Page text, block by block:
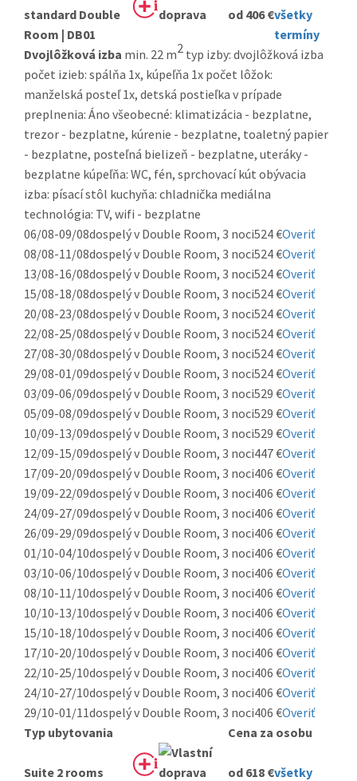
standard Double
Room | DB01
od 406 €všetky
termíny
Dvojlôžková izba min. 22 m2 typ izby: dvojlôžková izba
počet izieb: spálňa 1x, kúpeľňa 1x počet lôžok:
manželská posteľ 1x, detská postieľka v prípade
preplnenia: Áno všeobecné: klimatizácia - bezplatne,
trezor - bezplatne, kúrenie - bezplatne, toaletný papier
- bezplatne, posteľná bielizeň - bezplatne, uteráky -
bezplatne kúpeľňa: WC, fén, sprchovací kút obývacia
izba: písací stôl kuchyňa: chladnička mediálna
technológia: TV, wifi - bezplatne
06/08-09/08dospelý v Double Room, 3 noci524 €Overiť
08/08-11/08dospelý v Double Room, 3 noci524 €Overiť
13/08-16/08dospelý v Double Room, 3 noci524 €Overiť
15/08-18/08dospelý v Double Room, 3 noci524 €Overiť
20/08-23/08dospelý v Double Room, 3 noci524 €Overiť
22/08-25/08dospelý v Double Room, 3 noci524 €Overiť
27/08-30/08dospelý v Double Room, 3 noci524 €Overiť
29/08-01/09dospelý v Double Room, 3 noci524 €Overiť
03/09-06/09dospelý v Double Room, 3 noci529 €Overiť
05/09-08/09dospelý v Double Room, 3 noci529 €Overiť
10/09-13/09dospelý v Double Room, 3 noci529 €Overiť
12/09-15/09dospelý v Double Room, 3 noci447 €Overiť
17/09-20/09dospelý v Double Room, 3 noci406 €Overiť
19/09-22/09dospelý v Double Room, 3 noci406 €Overiť
24/09-27/09dospelý v Double Room, 3 noci406 €Overiť
26/09-29/09dospelý v Double Room, 3 noci406 €Overiť
01/10-04/10dospelý v Double Room, 3 noci406 €Overiť
03/10-06/10dospelý v Double Room, 3 noci406 €Overiť
08/10-11/10dospelý v Double Room, 3 noci406 €Overiť
10/10-13/10dospelý v Double Room, 3 noci406 €Overiť
15/10-18/10dospelý v Double Room, 3 noci406 €Overiť
17/10-20/10dospelý v Double Room, 3 noci406 €Overiť
22/10-25/10dospelý v Double Room, 3 noci406 €Overiť
24/10-27/10dospelý v Double Room, 3 noci406 €Overiť
29/10-01/11dospelý v Double Room, 3 noci406 €Overiť
Typ ubytovania
Cena za osobu
Suite 2 rooms
od 618 €všetky